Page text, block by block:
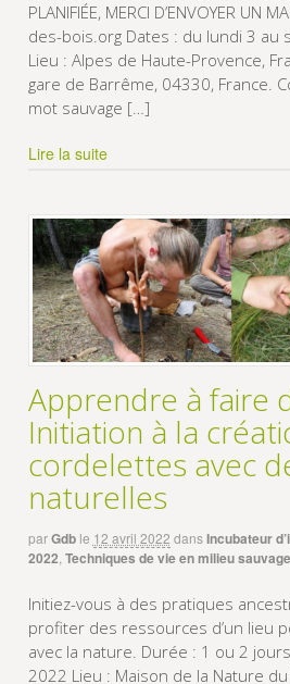
PLANIFIÉE, MERCI D’ENVOYER UN
des-bois.org Dates : du lundi 3 au
Lieu : Alpes de Haute-Provence,
gare de Barrême, 04330, France.
mot sauvage […]
Lire la suite
Apprendre à faire
Initiation à la
cordelettes avec
naturelles
parGdb le 12 avril 2022 dansIncubateur
2022 Techniques de vie en milieu sauvage
Initiez-vous à des pratiques
profiter des ressources d’un lieu
avec la nature. Durée : 1 ou 2
2022 Lieu : Maison de la Nature du